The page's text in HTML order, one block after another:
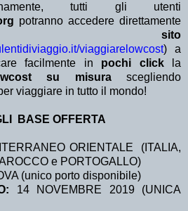
tutti gli utenti
potranno accedere direttamente
sito
viaggiarelowcost) a
facilmente in pochi clickla
su misurascegliendo
viaggiare in tutto il mondo!
BASE OFFERTA
ORIENTALE (ITALIA,
e PORTOGALLO)
(unico porto disponibile)
14 NOVEMBRE 2019 (UNICA